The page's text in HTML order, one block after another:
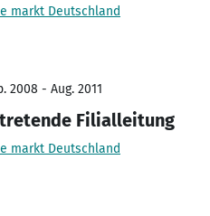
markt Deutschland
2008 - Aug. 2011
Filialleitung
markt Deutschland